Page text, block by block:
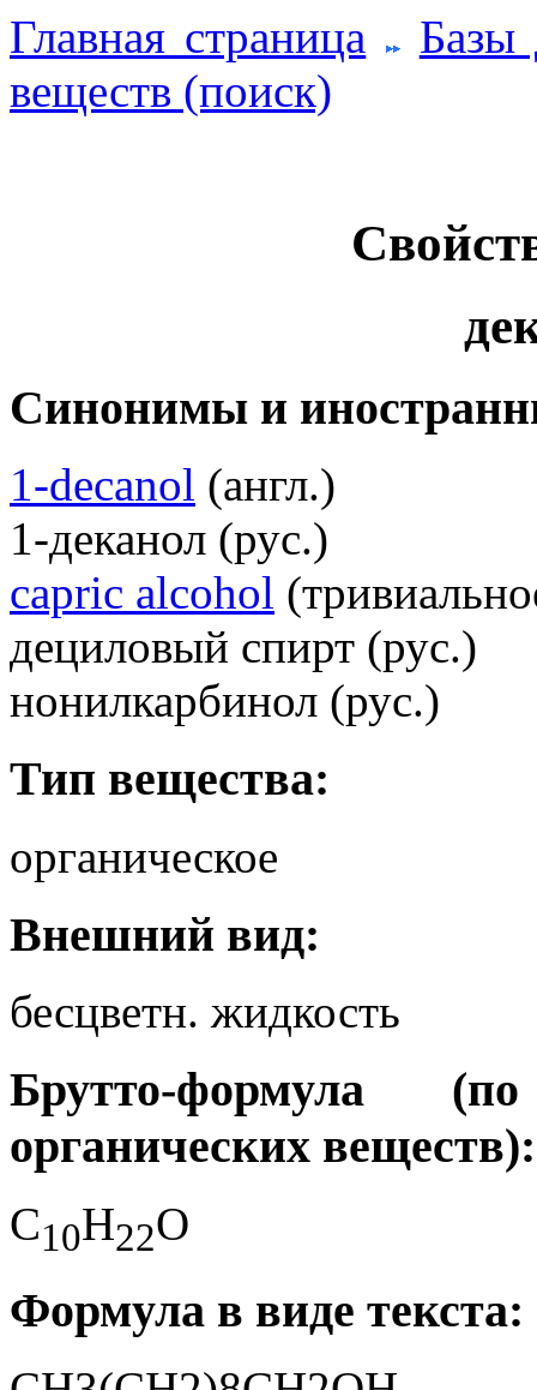
Главная страница
Базы
веществ (поиск)
Синонимы и
1-decanol (англ.)
1-деканол (рус.)
capric alcohol
дециловый спирт (рус.)
нонилкарбинол (рус.)
Тип вещества:
органическое
Внешний вид:
бесцветн. жидкость
Брутто-формула
органических веществ):
C10H22O
Формула в виде текста: